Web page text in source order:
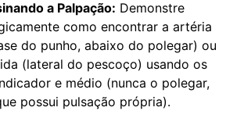
a Palpação: Demonstre
como encontrar a artéria
do punho, abaixo do polegar) ou
(lateral do pescoço) usando os
e médio (nunca o polegar,
possui pulsação própria).